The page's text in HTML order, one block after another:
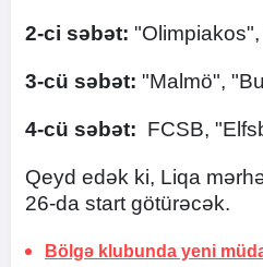
2-ci səbət:
3-cü səbət: "Malmö",
4-cü səbət: FCSB,
Qeyd edək ki, Liqa
26-da start götürəcək.
Bölgə klubunda yeni